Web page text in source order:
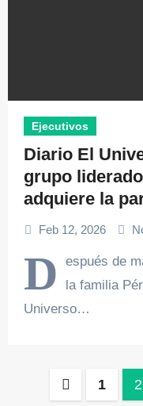
Ejecutivos
Diario El
grupo
adquiere la
hermanos
Feb 12, 2026
D
espués de
la familia
Universo…
Paginación
1 2